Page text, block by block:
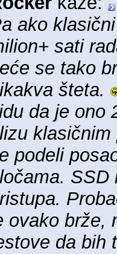
ako
sati
se tako
šteta.
da je ono
podeli
SSD
ovako brže,
da bih